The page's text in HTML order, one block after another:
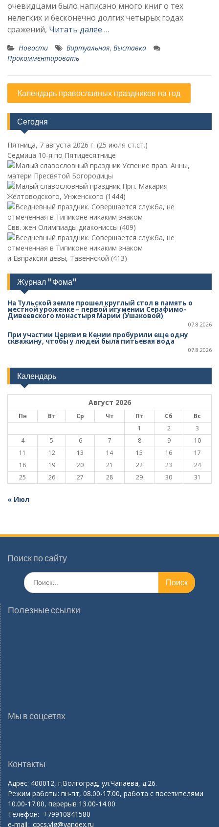
очевидцами было написано много книг о тех
нелегких и бесконечно долгих четырых годах
сражений, Читать далее …
Новости Виртуальная, Выставка
Прокомментировать
Календарь православных праздников на год
Сегодня
Пятница, 7 августа 2026 г. (25 июля ст.ст.)
Седмица 10-я по Пятидесятнице
Успение прав. Анны,
матери Пресвятой Богородицы
Прп. Макария
Желтоводского, Унженского (1444)
Свв. жен Олимпиады диакониссы (409)
и Евпраксии девы, Тавеннской (413)
Журнал "Фома"
На Тульской земле прошел круглый стол в память о
местной уроженке – первой игумении Серафимо-
Дивеевского монастыря Марии (Ушаковой)
07.8.2026
При участии Церкви в Кении пробурили еще одну
скважину, чтобы у людей была питьевая вода
07.8.2026
Календарь
Август 2026
Пн Вт Ср Чт Пт Сб
Вс
1
2
3
4
5 6 7 8 9
10
11
12 13 14 15 16
17
18
19 20 21 22 23
24
25
26 27 28 29 30 31
« Июл
Поиск по сайту
Поиск
по:
Полезные ссылки
Мы в соцсетях
Контакты
Адрес: 400012, г.Волгоград, ул.Чапаева, д.26.
Режим работы: пн-пт, 08.00-17.00, работа с посетителями
10.00-17.00, перерыв 13.00-14.00
Телефон: +79910841580
e-mail: cpcs.vlg@yandex.ru